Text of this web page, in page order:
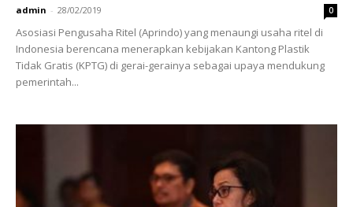
admin - 28/02/2019 0
Asosiasi Pengusaha Ritel (Aprindo) yang menaungi usaha ritel di
Indonesia berencana menerapkan kebijakan Kantong Plastik
Tidak Gratis (KPTG) di gerai-gerainya sebagai upaya mendukung
pemerintah...